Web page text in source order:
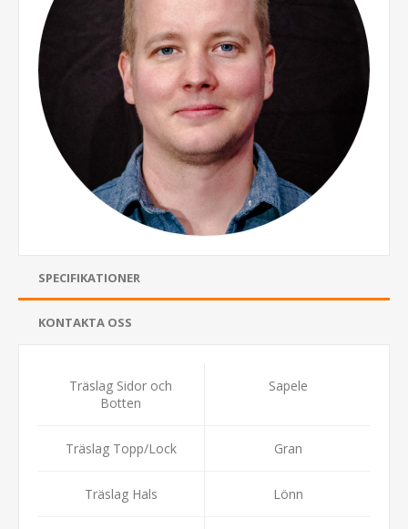
SPECIFIKATIONER
KONTAKTA OSS
Träslag Sidor och
Botten
Sapele
Träslag Topp/Lock Gran
Träslag Hals Lönn